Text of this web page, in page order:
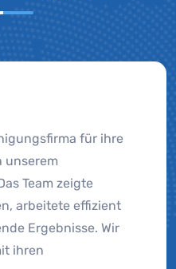
für ihre
unserem
Team zeigte
arbeitete effizient
Ergebnisse. Wir
ihren